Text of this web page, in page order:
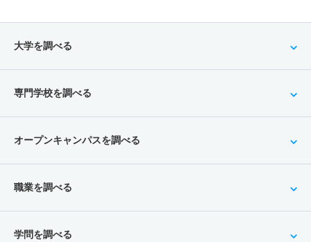
大学を調べる
専門学校を調べる
オープンキャンパスを調べる
職業を調べる
学問を調べる